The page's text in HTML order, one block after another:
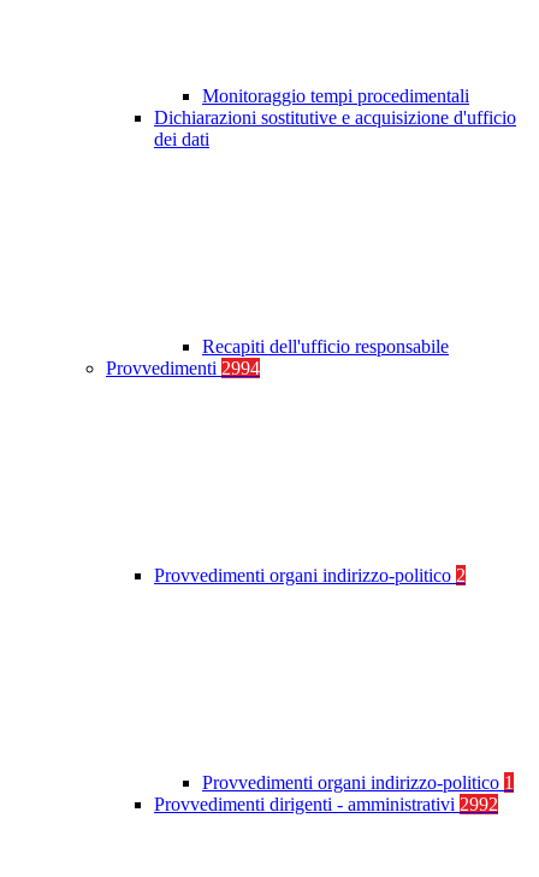
Monitoraggio tempi procedimentali
Dichiarazioni sostitutive e acquisizione d'ufficio
dei dati
Recapiti dell'ufficio responsabile
Provvedimenti 2994
Provvedimenti organi indirizzo-politico 2
Provvedimenti organi indirizzo-politico 1
Provvedimenti dirigenti - amministrativi 2992